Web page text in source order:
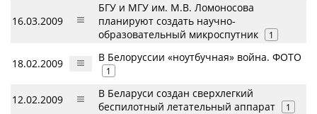
16.03.2009
БГУ и МГУ им. М.В. Ломоносова
планируют создать научно-
образовательный микроспутник
1
18.02.2009 В Белоруссии «ноутбучная» война. ФОТО
1
12.02.2009
В Беларуси создан сверхлегкий
беспилотный летательный аппарат
1